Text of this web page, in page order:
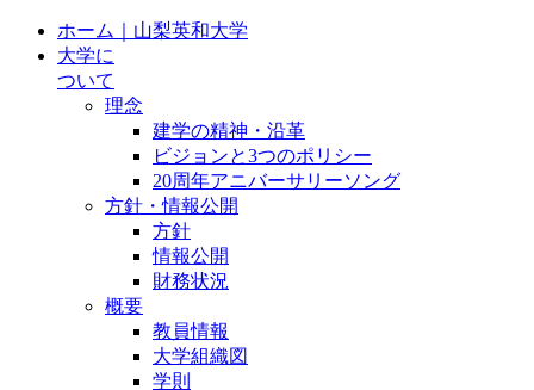
ホーム｜山梨英和大学
大学に
ついて
理念
建学の精神・沿革
ビジョンと3つのポリシー
20周年アニバーサリーソング
方針・情報公開
方針
情報公開
財務状況
概要
教員情報
大学組織図
学則